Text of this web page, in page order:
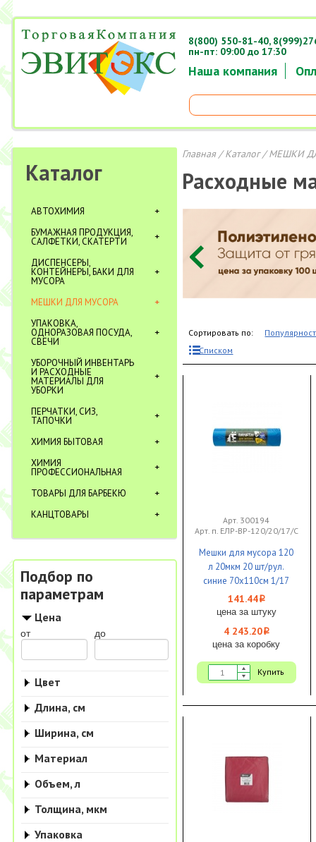
Наша компания
8(800) 550-81-40,
пн-пт: 09:00 до 17:30
Каталог
АВТОХИМИЯ
БУМАЖНАЯ ПРОДУКЦИЯ,
САЛФЕТКИ, СКАТЕРТИ
ДИСПЕНСЕРЫ,
КОНТЕЙНЕРЫ, БАКИ ДЛЯ
МУСОРА
МЕШКИ ДЛЯ МУСОРА
УПАКОВКА,
ОДНОРАЗОВАЯ ПОСУДА,
СВЕЧИ
УБОРОЧНЫЙ ИНВЕНТАРЬ
И РАСХОДНЫЕ
МАТЕРИАЛЫ ДЛЯ
УБОРКИ
ПЕРЧАТКИ, СИЗ,
ТАПОЧКИ
ХИМИЯ БЫТОВАЯ
ХИМИЯ
ПРОФЕССИОНАЛЬНАЯ
ТОВАРЫ ДЛЯ БАРБЕКЮ
КАНЦТОВАРЫ
Подбор по
параметрам
Цена
от до
Цвет
Длина, см
Ширина, см
Материал
Объем, л
Толщина, мкм
Упаковка
Главная/Каталог/МЕШКИ
Расходные
Сортировать по:
Списком
Арт. 300194
Арт. п. ЕЛР-ВР-120/20/17/С
Мешки для мусора 120
л 20мкм 20 шт/рул.
синие 70х110см 1/17
141.44i
цена за штуку
4 243.20i
цена за коробку
Купить